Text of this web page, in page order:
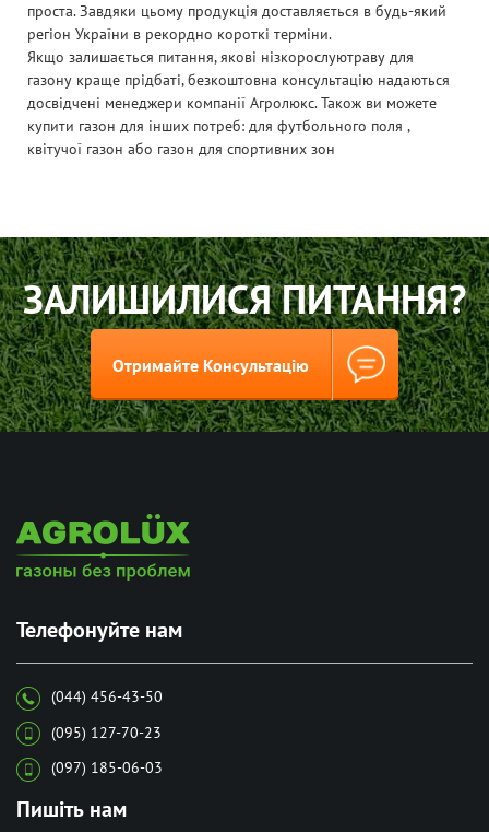
проста. Завдяки цьому продукція доставляється в будь-який
регіон України в рекордно короткі терміни.
Якщо залишається питання, якові нізкорослуютраву для
газону краще прідбаті, безкоштовна консультацію надаються
досвідчені менеджери компанії Агролюкс. Також ви можете
купити газон для інших потреб: для футбольного поля ,
квітучої газон або газон для спортивних зон
ЗАЛИШИЛИСЯ ПИТАННЯ?
Отримайте Консультацію
Телефонуйте нам
(044) 456-43-50
(095) 127-70-23
(097) 185-06-03
Пишіть нам